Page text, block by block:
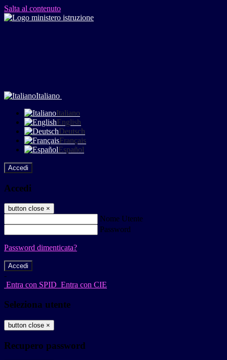
Salta al contenuto
Italiano
Italiano
English
Deutsch
Français
Español
Accedi
Accedi
button close ×
Nome Utente
Password
Password dimenticata?
-
Entra con SPID Entra con CIE
Seleziona utente
button close ×
Recupero password